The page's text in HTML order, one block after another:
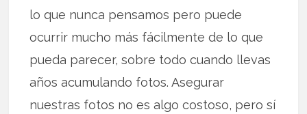
lo que nunca pensamos pero puede
ocurrir mucho más fácilmente de lo que
pueda parecer, sobre todo cuando llevas
años acumulando fotos. Asegurar
nuestras fotos no es algo costoso, pero sí